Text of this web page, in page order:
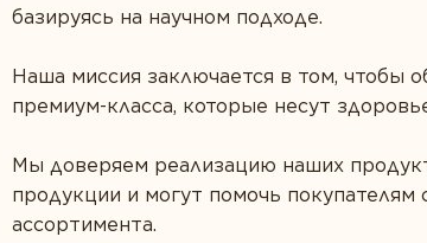
базируясь на научном подходе.
Наша миссия заключается в том, чтобы
премиум-класса, которые несут
Мы доверяем реализацию наших
продукции и могут помочь
ассортимента.